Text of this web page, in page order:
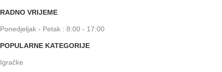
RADNO VRIJEME
Ponedjeljak - Petak : 8:00 - 17:00
POPULARNE KATEGORIJE
Igračke